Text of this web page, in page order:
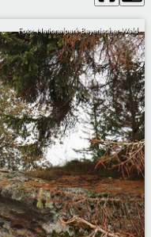
Foto: Nationalpark Bayerischer Wald